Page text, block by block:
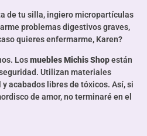
de tu silla, ingiero micropartículas
problemas digestivos graves,
quieres enfermarme, Karen?
Losmuebles Michis Shopestán
Utilizan materiales
acabados libres de tóxicos. Así, si
de amor, no terminaré en el